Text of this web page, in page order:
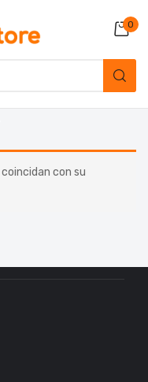
0
con su